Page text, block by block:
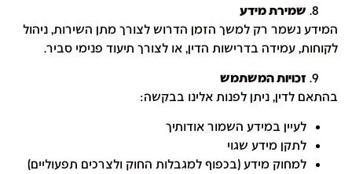
שמירת מידע
המידע נשמר רק למשך הזמן הדרוש לצורך מתן השירות, ניהול
לקוחות, עמידה בדרישות הדין, או לצורך תיעוד פנימי סביר.
זכויות המשתמש
בהתאם לדין, ניתן לפנות אלינו בבקשה:
לעיין במידע השמור אודותיך
לתקן מידע שגוי
למחוק מידע (בכפוף למגבלות החוק ולצרכים תפעוליים)